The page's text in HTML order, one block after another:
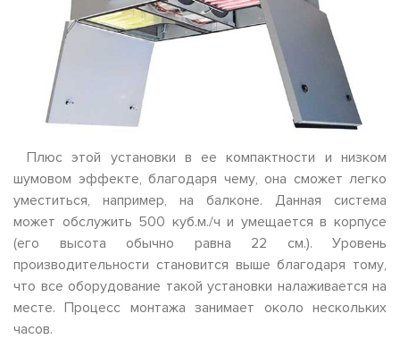
Плюс этой установки в ее компактности и низком
шумовом эффекте, благодаря чему, она сможет легко
уместиться, например, на балконе. Данная система
может обслужить 500 куб.м./ч и умещается в корпусе
(его высота обычно равна 22 см.). Уровень
производительности становится выше благодаря тому,
что все оборудование такой установки налаживается на
месте. Процесс монтажа занимает около нескольких
часов.